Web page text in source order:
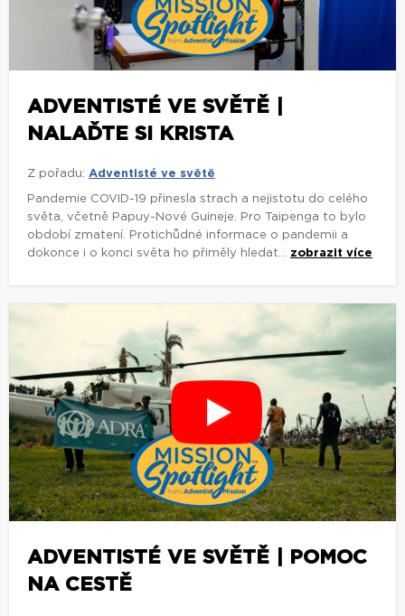
ADVENTISTÉ VE SVĚTĚ |
NALAĎTE SI KRISTA
Z pořadu: Adventisté ve světě
Pandemie COVID-19 přinesla strach a nejistotu do celého
světa, včetně Papuy-Nové Guineje. Pro Taipenga to bylo
období zmatení. Protichůdné informace o pandemii a
dokonce i o konci světa ho přiměly hledat... zobrazit více
ADVENTISTÉ VE SVĚTĚ | POMOC
NA CESTĚ